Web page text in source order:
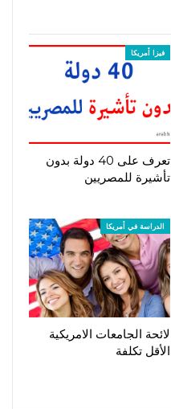
فيزا أمريكا
تعرف على 40 دولة بدون
تأشيرة للمصريين
الدراسة في أمريكا
لائحة الجامعات الامريكية
الأقل تكلفة